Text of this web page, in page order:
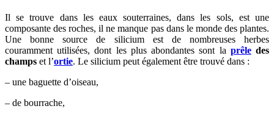
Il se trouve dans les eaux souterraines, dans les sols, est une
composante des roches, il ne manque pas dans le monde des plantes.
Une bonne source de silicium est de nombreuses herbes
couramment utilisées, dont les plus abondantes sont la prêledes
champs et l’ortie. Le silicium peut également être trouvé dans :
– une baguette d’oiseau,
– de bourrache,